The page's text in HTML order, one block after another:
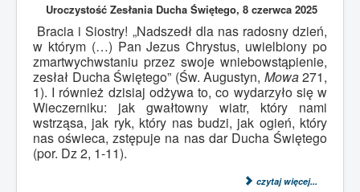
Uroczystość Zesłania Ducha Świętego, 8 czerwca 2025
Bracia i Siostry! „Nadszedł dla nas radosny dzień,
w którym (…) Pan Jezus Chrystus, uwielbiony po
zmartwychwstaniu przez swoje wniebowstąpienie,
zesłał Ducha Świętego” (Św. Augustyn, Mowa271,
1). I również dzisiaj odżywa to, co wydarzyło się w
Wieczerniku: jak gwałtowny wiatr, który nami
wstrząsa, jak ryk, który nas budzi, jak ogień, który
nas oświeca, zstępuje na nas dar Ducha Świętego
(por. Dz 2, 1-11).
czytaj więcej...